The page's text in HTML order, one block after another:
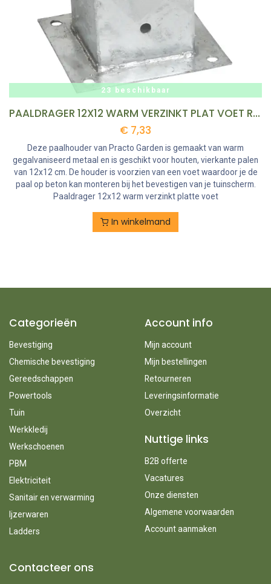
23 beschikbaar
PAALDRAGER 12X12 WARM VERZINKT PLAT VOET REF:PD12X12 PRACTOGARDEN
€ 7,33
Deze paalhouder van Practo Garden is gemaakt van warm
gegalvaniseerd metaal en is geschikt voor houten, vierkante palen
van 12x12 cm. De houder is voorzien van een voet waardoor je de
paal op beton kan monteren bij het bevestigen van je tuinscherm.
Paaldrager 12x12 warm verzinkt platte voet
In winkelmand
Categorieën
Bevestiging
Chemische bevestiging
Gereedschappen
Powertools
Tuin
Werkkledij
Werkschoenen
PBM
Elektriciteit
Sanitair en verwarming
Ijzerwaren
Ladders
Account info
Mijn account
Mijn bestellingen
Retourneren
Leveringsinformatie
Overzicht
Nuttige links
B2B offerte
Vacatures
Onze diensten
Algemene voorwaarden
Account aanmaken
Contacteer ons